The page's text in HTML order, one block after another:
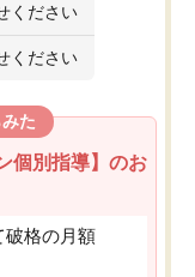
ください
ください
た
個別指導】のお
破格の月額